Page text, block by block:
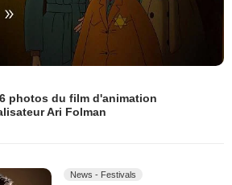
photos du film d'animation
Ari Folman
News - Festivals